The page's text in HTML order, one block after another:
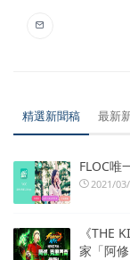
精選新聞稿 最新
FLOC唯
2021/
《THE
家「阿